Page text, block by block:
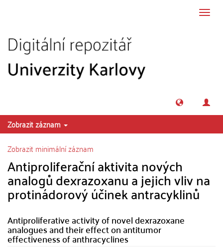
Zobrazit záznam
Zobrazit minimální záznam
Antiproliferační aktivita nových
analogů dexrazoxanu a jejich vliv na
protinádorový účinek antracyklinů
Antiproliferative activity of novel dexrazoxane
analogues and their effect on antitumor
effectiveness of anthracyclines